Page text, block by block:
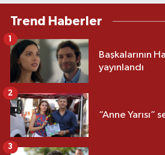
Trend Haberler
Başkalarının
yayınlandı
1
“Anne Yarısı”
2
3